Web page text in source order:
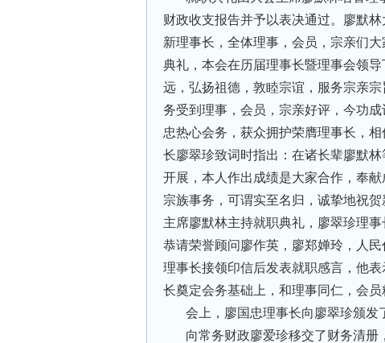
财政收支报告并予以表决通过。廖默
新理事长，全体理事，会员，宗亲们
典礼，本会在历届理事长暨理事会领
远，弘扬祖德，敦睦宗谊，服务宗亲
务受到理事，会员，宗亲好评，今功
忠热心会务，获众拥护荣膺理事长，
长廖翠珍致词时指出：在诸长辈廖默
开展，本人作出成绩是大家合作，奉
宗族事务，可谓实至名归，诚挚地祝
主席廖默林主持就职典礼，廖翠珍理
恭请荣誉顾问廖作英，廖郑婵玲，人
理事长接领印信后发表就职感言，他
长奠定会务基础上，和理事同仁，会员
会上，廖国忠理事长向廖翠珍颁发
向常务财政廖爱珍移交了财务清